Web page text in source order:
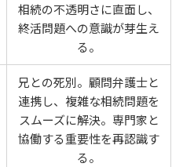
相続の不透明さに直面し、
終活問題への意識が芽生え
る。
兄との死別。顧問弁護士と
連携し、複雑な相続問題を
スムーズに解決。専門家と
協働する重要性を再認識す
る。